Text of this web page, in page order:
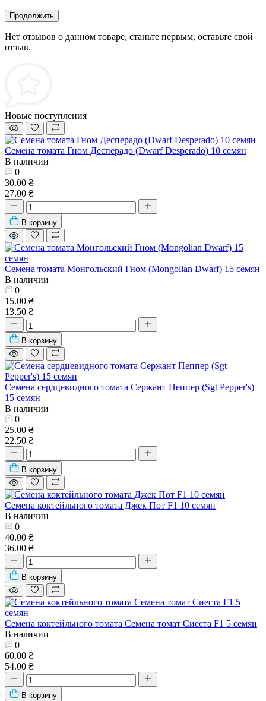
Продолжить
Нет отзывов о данном товаре, станьте первым, оставьте свой
отзыв.
Новые поступления
Семена томата Гном Десперадо (Dwarf Desperado) 10 семян
В наличии
0
30.00 ₴
27.00 ₴
В корзину
Семена томата Монгольский Гном (Mongolian Dwarf) 15 семян
В наличии
0
15.00 ₴
13.50 ₴
В корзину
Семена сердцевидного томата Сержант Пеппер (Sgt Pepper's)
15 семян
В наличии
0
25.00 ₴
22.50 ₴
В корзину
Семена коктейльного томата Джек Пот F1 10 семян
В наличии
0
40.00 ₴
36.00 ₴
В корзину
Семена коктейльного томата Семена томат Сиеста F1 5 семян
В наличии
0
60.00 ₴
54.00 ₴
В корзину